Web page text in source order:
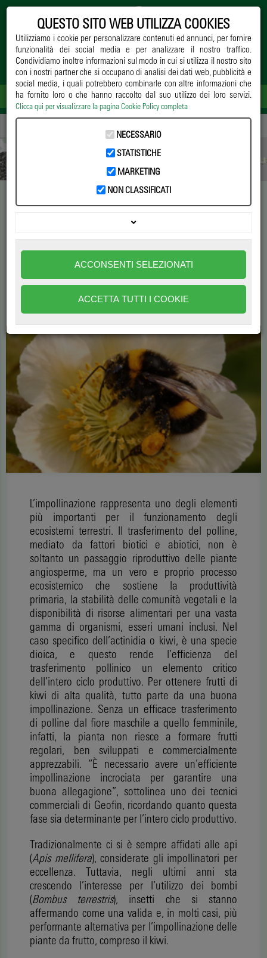
Geofin e l'impollinazione dei
kiwi
L'utilizzo dei bombi per migliorare l'allegagione e la qualità
del frutto
Damiano Cerantola e Matteo Benedetti
L’impollinazione rappresenta uno degli elementi
più importanti per il funzionamento degli
ecosistemi terrestri. Il trasferimento del polline,
mediato da fattori biotici e abiotici, non è
soltanto un passaggio riproduttivo delle piante
angiosperme, ma un vero e proprio processo
ecosistemico che sostiene la produttività
primaria, la stabilità delle comunità vegetali e la
disponibilità di risorse alimentari per una vasta
gamma di organismi, esseri umani inclusi. Nel
caso specifico dell’actinidia o kiwi, è una specie
dioica, e questo rende l’efficienza del
trasferimento pollinico un elemento critico
dell’intero ciclo produttivo. Per ottenere frutti di
kiwi di alta qualità, tutto parte da una buona
impollinazione. Senza un efficace trasferimento
di polline dal fiore maschile a quello femminile,
infatti, la pianta non riesce a formare frutti
regolari, ben sviluppati e commercialmente
apprezzabili. “È necessario avere un’efficiente
impollinazione incrociata per garantire una
buona allegagione”, sottolinea uno dei tecnici
commerciali di Geofin, ricordando quanto questa
fase sia determinante per l’intero ciclo produttivo.
Tradizionalmente ci si è sempre affidati alle api
(Apis mellifera), considerate gli impollinatori per
eccellenza. Tuttavia, negli ultimi anni sta
crescendo l’interesse per l’utilizzo dei bombi
(Bombus terrestris), insetti che si stanno
affermando come una valida e, in molti casi, più
performante alternativa per l’impollinazione delle
piante da frutto, compreso il kiwi.
QUESTO SITO WEB UTILIZZA COOKIES
Utilizziamo i cookie per personalizzare contenuti ed annunci, per fornire
funzionalità dei social media e per analizzare il nostro traffico.
Condividiamo inoltre informazioni sul modo in cui si utilizza il nostro sito
con i nostri partner che si occupano di analisi dei dati web, pubblicità e
social media, i quali potrebbero combinarle con altre informazioni che
ha fornito loro o che hanno raccolto dal suo utilizzo dei loro servizi.
Clicca qui per visualizzare la pagina Cookie Policy completa
NECESSARIO
STATISTICHE
MARKETING
NON CLASSIFICATI
ACCONSENTI SELEZIONATI
ACCETTA TUTTI I COOKIE